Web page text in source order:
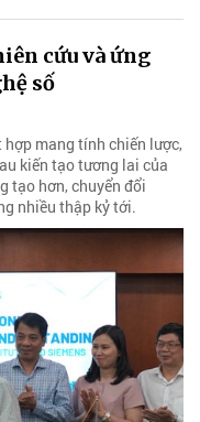
cứu và ứng
số
hợp mang tính chiến lược,
kiến tạo tương lai của
tạo hơn, chuyển đổi
nhiều thập kỷ tới.